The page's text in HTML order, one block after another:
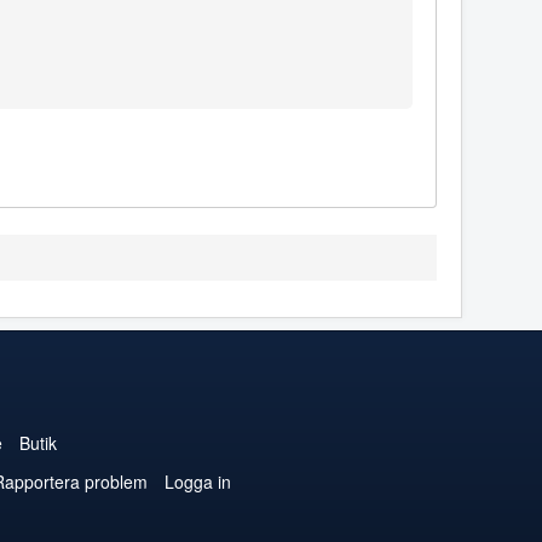
Butik
problem
Logga in